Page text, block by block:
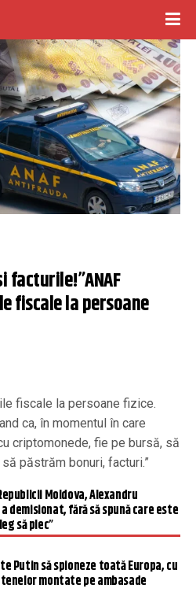
facturile!”ANAF
fiscale la persoane
fiscale la persoane fizice.
ca, în momentul în care
criptomonede, fie pe bursă, să
păstrăm bonuri, facturi.”
Moldova, Alexandru
demisionat, fără să spună care este
să plec”
Putin să spioneze toată Europa, cu
montate pe ambasade